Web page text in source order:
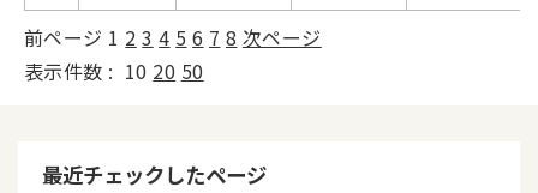
前ページ 1 2 3 4 5 6 7 8 次ページ
10 20 50
最近チェックしたページ